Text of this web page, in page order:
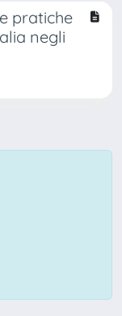
pratiche
negli